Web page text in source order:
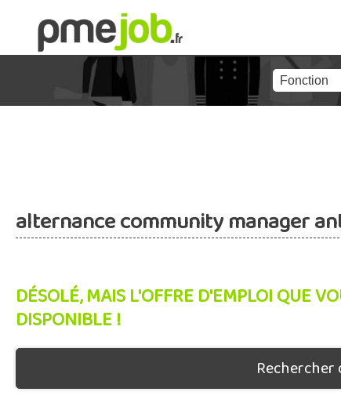
alternance community manager
DÉSOLÉ, MAIS L'OFFRE D'EMPLOI QUE
DISPONIBLE !